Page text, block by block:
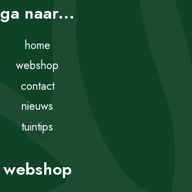
ga naar...
home
webshop
contact
nieuws
tuintips
webshop